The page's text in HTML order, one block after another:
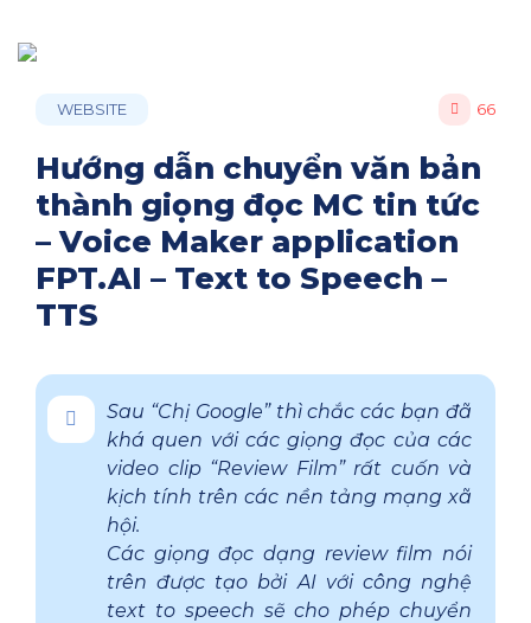
WEBSITE 66
Hướng dẫn chuyển văn bản
thành giọng đọc MC tin tức
– Voice Maker application
FPT.AI – Text to Speech –
TTS
Sau “Chị Google” thì chắc các bạn đã
khá quen với các giọng đọc của các
video clip “Review Film” rất cuốn và
kịch tính trên các nền tảng mạng xã
hội.
Các giọng đọc dạng review film nói
trên được tạo bởi AI với công nghệ
text to speech sẽ cho phép chuyển